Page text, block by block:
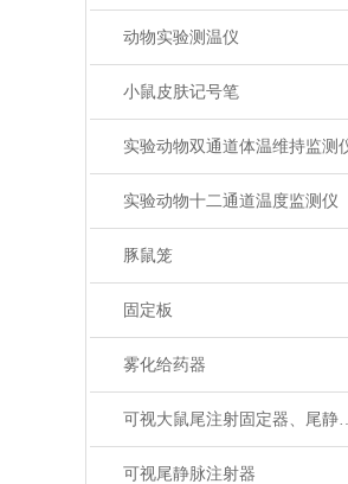
动物实验测温仪
小鼠皮肤记号笔
实验动物双通道体温维持监测
实验动物十二通道温度监测仪
豚鼠笼
固定板
雾化给药器
可视大鼠尾注射
可视尾静脉注射器